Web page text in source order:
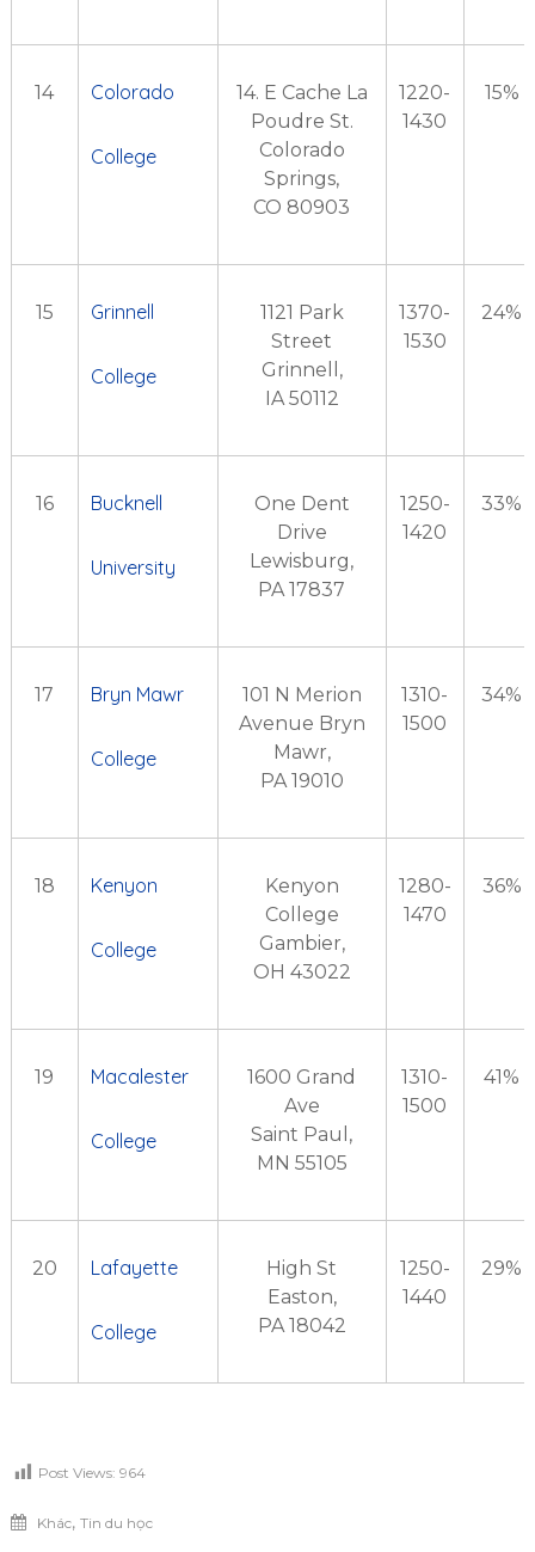
14 Colorado
College
14. E Cache La
Poudre St.
Colorado
Springs,
CO 80903
1220-
1430
15%
15 Grinnell
College
1121 Park
Street
Grinnell,
IA 50112
1370-
1530
24%
16 Bucknell
University
One Dent
Drive
Lewisburg,
PA 17837
1250-
1420
33%
17 Bryn Mawr
College
101 N Merion
Avenue Bryn
Mawr,
PA 19010
1310-
1500
34%
18 Kenyon
College
Kenyon
College
Gambier,
OH 43022
1280-
1470
36%
19 Macalester
College
1600 Grand
Ave
Saint Paul,
MN 55105
1310-
1500
41%
20 Lafayette
College
High St
Easton,
PA 18042
1250-
1440
29%
Post Views: 964
Khác, Tin du học